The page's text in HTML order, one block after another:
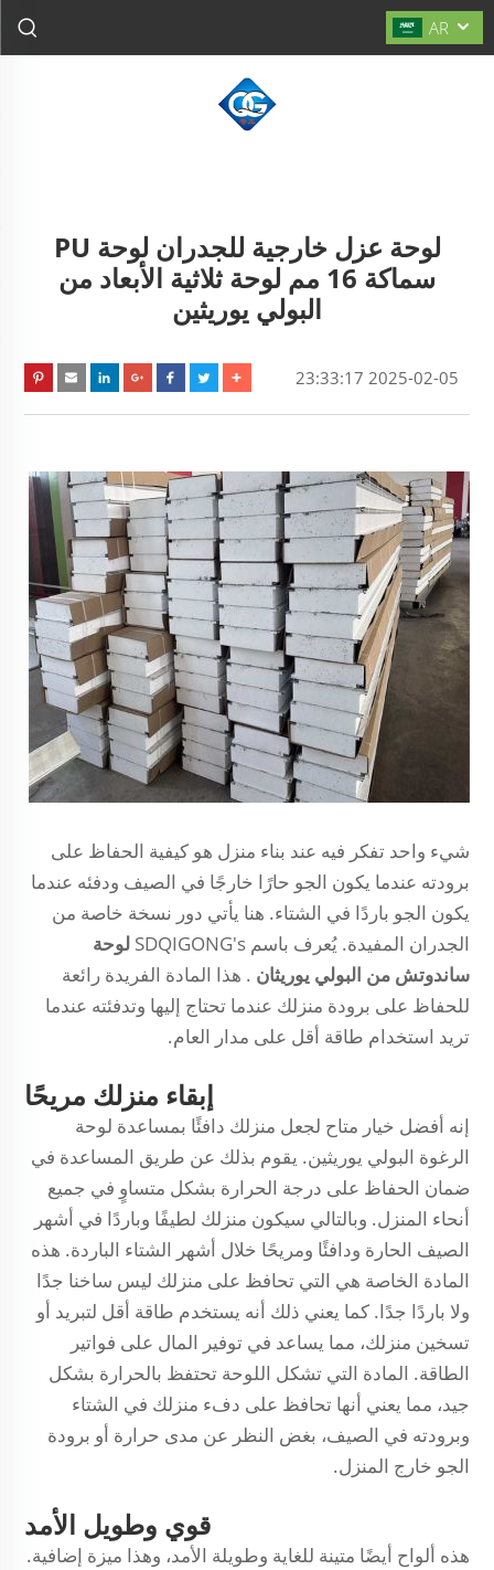
AR
لوحة عزل خارجية للجدران لوحة PU
سماكة 16 مم لوحة ثلاثية الأبعاد من
البولي يوريثين
2025-02-05 23:33:17
شيء واحد تفكر فيه عند بناء منزل هو كيفية الحفاظ على
برودته عندما يكون الجو حارًا خارجًا في الصيف ودفئه عندما
يكون الجو باردًا في الشتاء. هنا يأتي دور نسخة خاصة من
الجدران المفيدة. يُعرف باسم SDQIGONG's
لوحة
ساندوتش من البولي يوريثان . هذا المادة الفريدة رائعة
للحفاظ على برودة منزلك عندما تحتاج إليها وتدفئته عندما
تريد استخدام طاقة أقل على مدار العام.
إبقاء منزلك مريحًا
إنه أفضل خيار متاح لجعل منزلك دافئًا بمساعدة لوحة
الرغوة البولي يوريثين. يقوم بذلك عن طريق المساعدة في
ضمان الحفاظ على درجة الحرارة بشكل متساوٍ في جميع
أنحاء المنزل. وبالتالي سيكون منزلك لطيفًا وباردًا في أشهر
الصيف الحارة ودافئًا ومريحًا خلال أشهر الشتاء الباردة. هذه
المادة الخاصة هي التي تحافظ على منزلك ليس ساخنا جدًا
ولا باردًا جدًا. كما يعني ذلك أنه يستخدم طاقة أقل لتبريد أو
تسخين منزلك، مما يساعد في توفير المال على فواتير
الطاقة. المادة التي تشكل اللوحة تحتفظ بالحرارة بشكل
جيد، مما يعني أنها تحافظ على دفء منزلك في الشتاء
وبرودته في الصيف، بغض النظر عن مدى حرارة أو برودة
الجو خارج المنزل.
قوي وطويل الأمد
هذه ألواح أيضًا متينة للغاية وطويلة الأمد، وهذا ميزة إضافية.